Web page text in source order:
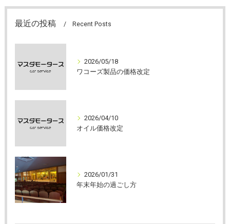
最近の投稿 Recent Posts
2026/05/18
ワコーズ製品の価格改定
2026/04/10
オイル価格改定
2026/01/31
年末年始の過ごし方